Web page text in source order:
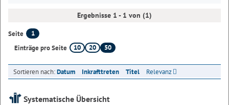
Ergebnisse 1 - 1 von (1)
Seite
1
Einträge pro Seite
10 20 50
Sortieren nach:Datum Inkrafttreten Titel Relevanz
Systematische Übersicht